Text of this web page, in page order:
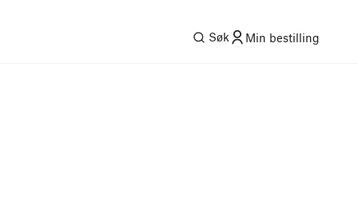
Søk Min bestilling